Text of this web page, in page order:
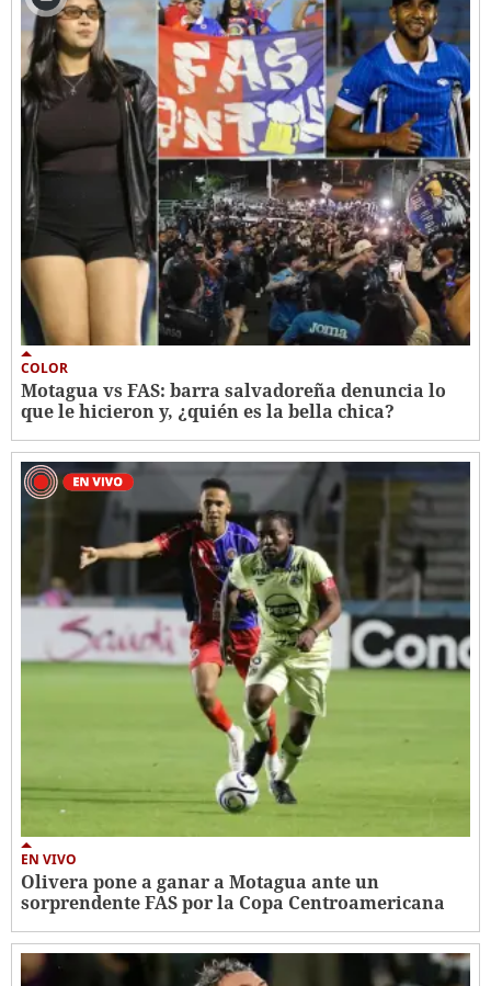
COLOR
Motagua vs FAS: barra salvadoreña denuncia lo
que le hicieron y, ¿quién es la bella chica?
EN VIVO
Olivera pone a ganar a Motagua ante un
sorprendente FAS por la Copa Centroamericana